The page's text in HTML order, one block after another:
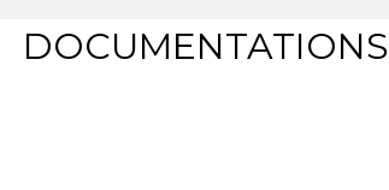
DOCUMENTATIONS